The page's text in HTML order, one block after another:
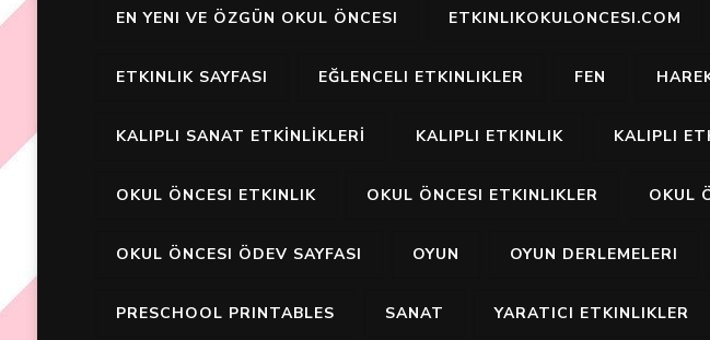
EN YENI VE ÖZGÜN OKUL ÖNCESI ETKINLIKOKULONCESI.COM
ETKINLIK SAYFASI EĞLENCELI ETKINLIKLER FEN
KALIPLI SANAT ETKİNLİKLERİ KALIPLI ETKINLIK KALIPLI
OKUL ÖNCESI ETKINLIK OKUL ÖNCESI ETKINLIKLER OKUL
OKUL ÖNCESI ÖDEV SAYFASI OYUN OYUN DERLEMELERI
PRESCHOOL PRINTABLES SANAT YARATICI ETKINLIKLER